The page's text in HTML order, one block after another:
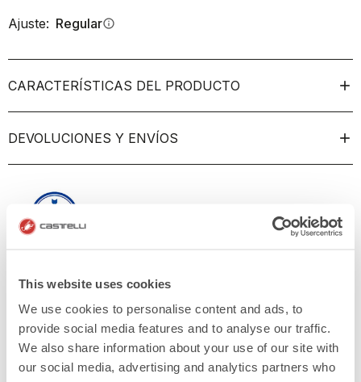
This website uses cookies
We use cookies to personalise content and ads, to
provide social media features and to analyse our traffic.
We also share information about your use of our site with
our social media, advertising and analytics partners who
Ajuste: Regularinfo
CARACTERÍSTICAS DEL PRODUCTO
DEVOLUCIONES Y ENVÍOS